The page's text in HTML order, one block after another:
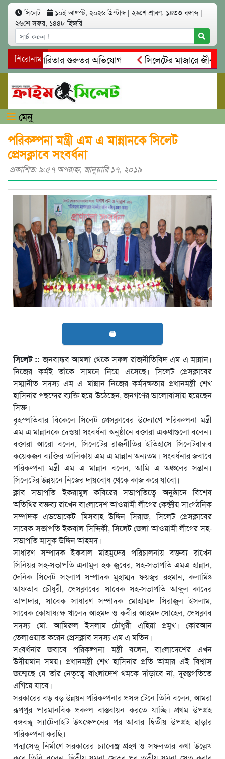
সিলেট ১০ই আগস্ট, ২০২৬ খ্রিস্টাব্দ | ২৬শে শ্রাবণ, ১৪৩৩ বঙ্গাব্দ |
২৬শে সফর, ১৪৪৮ হিজরি
শিরোনাম
স্বেচ্ছাচারিতার গুরুতর অভিযোগ
সিলেটের মাজারে জীবনের
দলিল ফাঁস
গোয়াইনঘাটে প্রেমের ফাঁদে তরুণী পাচার:
মেনু
পরিকল্পনা মন্ত্রী এম এ মান্নানকে সিলেট
প্রেসক্লাবে সংবর্ধনা
প্রকাশিত: ৯:৫৭ অপরাহ্ণ, জানুয়ারি ১৭, ২০১৯
🖶
সিলেট :: জনবান্ধব আমলা থেকে সফল রাজনীতিবিদ এম এ মান্নান।
নিজের কর্মই তাঁকে সামনে নিয়ে এসেছে। সিলেট প্রেসক্লাবের
সম্মানীত সদস্য এম এ মান্নান নিজের কর্মদক্ষতায় প্রধানমন্ত্রী শেখ
হাসিনার পছন্দের ব্যক্তি হয়ে উঠেছেন, জনগণের ভালোবাসায় হয়েছেন
সিক্ত।
বৃহস্পতিবার বিকেলে সিলেট প্রেসক্লাবের উদ্যোগে পরিকল্পনা মন্ত্রী
এম এ মান্নানকে দেওয়া সংবর্ধনা অনুষ্ঠানে বক্তারা একথাগুলো বলেন।
বক্তারা আরো বলেন, সিলেটের রাজনীতির ইতিহাসে সিলেটবান্ধব
কয়েকজন ব্যক্তির তালিকায় এম এ মান্নান অন্যতম। সংবর্ধনার জবাবে
পরিকল্পনা মন্ত্রী এম এ মান্নান বলেন, আমি এ অঞ্চলের সন্তান।
সিলেটের উন্নয়নে নিজের দায়বোধ থেকে কাজ করে যাবো।
ক্লাব সভাপতি ইকরামুল কবিরের সভাপতিত্বে অনুষ্ঠানে বিশেষ
অতিথির বক্তব্য রাখেন বাংলাদেশ আওয়ামী লীগের কেন্দ্রীয় সাংগঠনিক
সম্পাদক এডভোকেট মিসবাহ উদ্দিন সিরাজ, সিলেট প্রেসক্লাবের
সাবেক সভাপতি ইকবাল সিদ্দিকী, সিলেট জেলা আওয়ামী লীগের সহ-
সভাপতি মাসুক উদ্দিন আহমদ।
সাধারণ সম্পাদক ইকবাল মাহমুদের পরিচালনায় বক্তব্য রাখেন
সিনিয়র সহ-সভাপতি এনামুল হক জুবের, সহ-সভাপতি এমএ হান্নান,
দৈনিক সিলেট সংলাপ সম্পাদক মুহাম্মদ ফয়জুর রহমান, কলামিষ্ট
আফতাব চৌধুরী, প্রেসক্লাবের সাবেক সহ-সভাপতি আব্দুল কাদের
তাপাদার, সাবেক সাধারণ সম্পাদক মোহাম্মদ সিরাজুল ইসলাম,
সাবেক কোষাধ্যক্ষ খালেদ আহমদ ও কবীর আহমদ সোহেল, প্রেসক্লাব
সদস্য মো. আমিরুল ইসলাম চৌধুরী এহিয়া প্রমুখ। কোরআন
তেলাওয়াত করেন প্রেসক্লাব সদস্য এম এ মতিন।
সংবর্ধনার জবাবে পরিকল্পনা মন্ত্রী বলেন, বাংলাদেশের এখন
উদীয়মান সময়। প্রধানমন্ত্রী শেখ হাসিনার প্রতি আমার এই বিশ্বাস
জন্মেছে যে তাঁর নেতৃত্বে বাংলাদেশ থমকে দাঁড়াবে না, দূরন্তগতিতে
এগিয়ে যাবে।
সরকারের বড় বড় উন্নয়ন পরিকল্পনার প্রসঙ্গ টেনে তিনি বলেন, আমরা
রূপপুর পারমানবিক প্রকল্প বাস্তবায়ন করতে যাচ্ছি। প্রথম উপগ্রহ
বঙ্গবন্ধু স্যাটেলাইট উৎক্ষেপনের পর আবার দ্বিতীয় উপগ্রহ ছাড়ার
পরিকল্পনা করছি।
পদ্মাসেতু নির্মাণে সরকারের চ্যালেঞ্জ গ্রহণ ও সফলতার কথা উল্লেখ